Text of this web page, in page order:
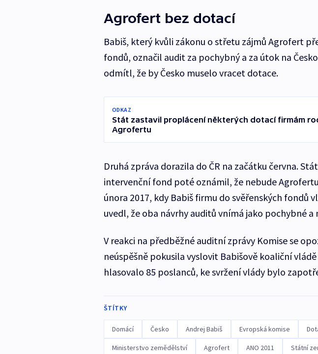
Agrofert bez dotací
Babiš, který kvůli zákonu o střetu zájmů Agrofert
fondů, označil audit za pochybný a za útok na
odmítl, že by Česko muselo vracet dotace.
ODKAZ
Stát zastavil proplácení některých dotací firmám
Agrofertu
Druhá zpráva dorazila do ČR na začátku června.
intervenční fond poté oznámil, že nebude
února 2017, kdy Babiš firmu do svěřenských fondů
uvedl, že oba návrhy auditů vnímá jako pochybné
V reakci na předběžné auditní zprávy Komise se
neúspěšně pokusila vyslovit Babišově koaliční
hlasovalo 85 poslanců, ke svržení vlády bylo
ŠTÍTKY
Domácí Česko Andrej Babiš Evropská komise
Ministerstvo zemědělství Agrofert ANO 2011 Státní